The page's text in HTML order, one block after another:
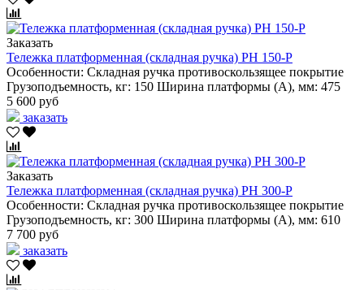
Заказать
Тележка платформенная (складная ручка) PH 150-P
Особенности: Складная ручка противоскользящее покрытие
Грузоподъемность, кг: 150 Ширина платформы (А), мм: 475
5 600 руб
заказать
Заказать
Тележка платформенная (складная ручка) PH 300-P
Особенности: Складная ручка противоскользящее покрытие
Грузоподъемность, кг: 300 Ширина платформы (А), мм: 610
7 700 руб
заказать